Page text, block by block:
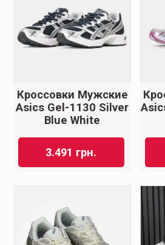
Кроссовки Мужские
Asics Gel-1130 Silver
Blue White
3.491 грн.